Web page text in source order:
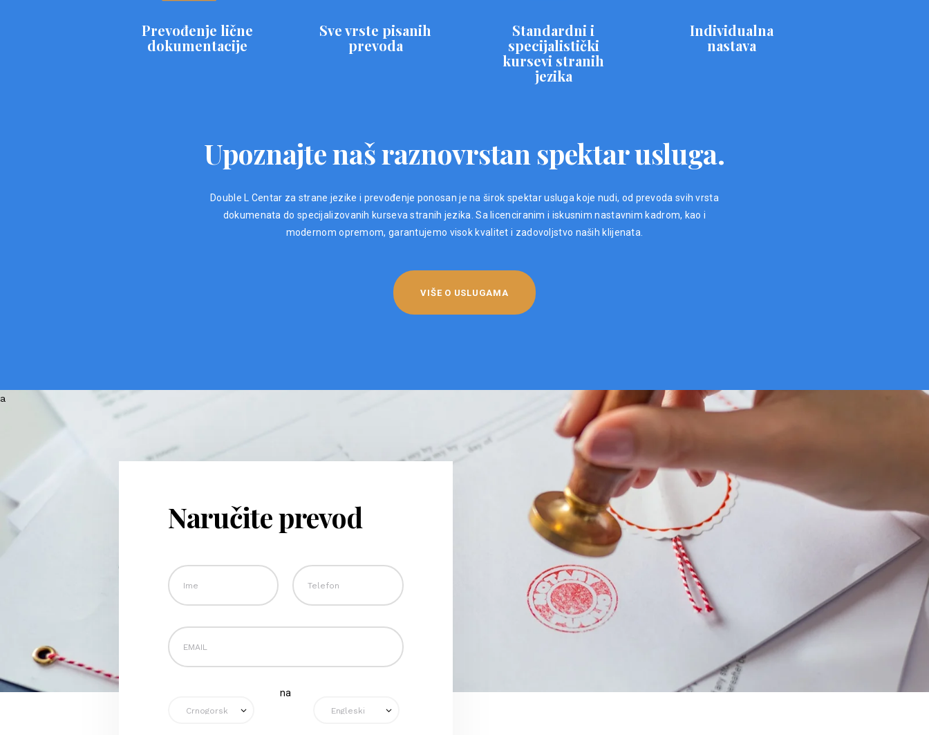
Prevođenje lične
dokumentacije
Sve vrste pisanih
prevoda
Standardni i
specijalistički
kursevi stranih
jezika
Individualna
nastava
Upoznajte naš raznovrstan spektar usluga.
Double L Centar za strane jezike i prevođenje ponosan je na širok spektar usluga koje nudi, od prevoda svih vrsta
dokumenata do specijalizovanih kurseva stranih jezika. Sa licenciranim i iskusnim nastavnim kadrom, kao i
modernom opremom, garantujemo visok kvalitet i zadovoljstvo naših klijenata.
VIŠE O USLUGAMA
Naručite prevod
na